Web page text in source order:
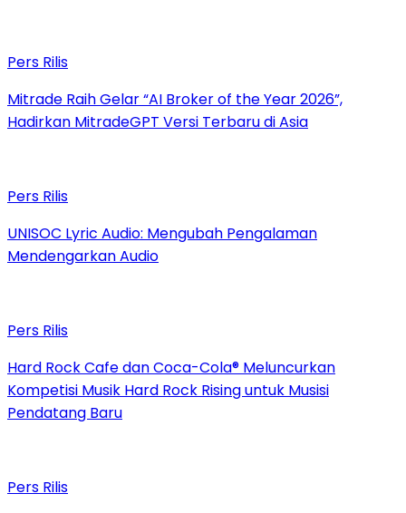
Pers Rilis
Mitrade Raih Gelar “AI Broker of the Year 2026”,
Hadirkan MitradeGPT Versi Terbaru di Asia
Pers Rilis
UNISOC Lyric Audio: Mengubah Pengalaman
Mendengarkan Audio
Pers Rilis
Hard Rock Cafe dan Coca-Cola® Meluncurkan
Kompetisi Musik Hard Rock Rising untuk Musisi
Pendatang Baru
Pers Rilis